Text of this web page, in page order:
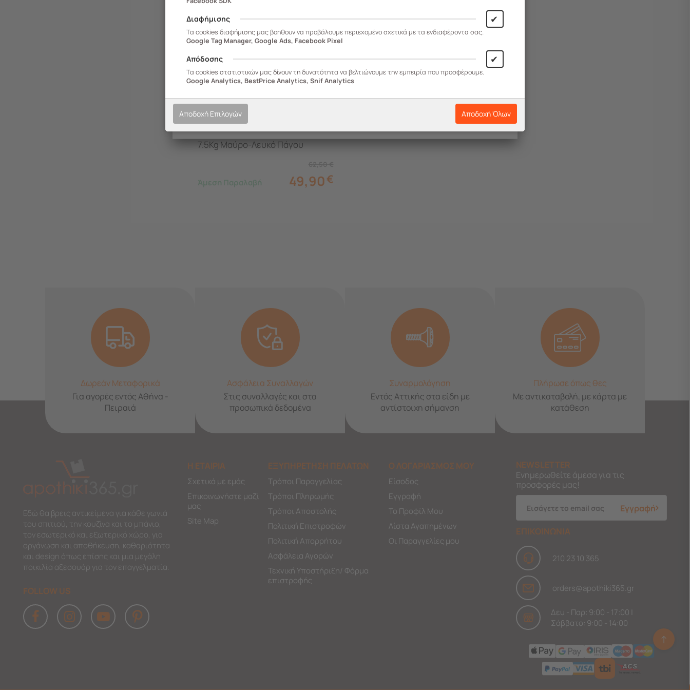
459.03156
VESTA Σπίτι Σκύλου Large
65x95x66cm PETPAD 4 Πλαστικό
7.5Kg Μαύρο-Λευκό Πάγου
Άμεση Παραλαβή 49,90€
Δωρεάν Μεταφορικά
Για αγορές εντός Αθήνα -
Πειραιά
Ασφάλεια Συναλλαγών
Στις συναλλαγές και στα
προσωπικά δεδομένα
Συναρμολόγηση
Εντός Αττικής στα είδη με
αντίστοιχη σήμανση
Πλήρωσε όπως θες
Με αντικαταβολή, με κάρτα με
κατάθεση
Εδώ θα βρεις αντικείμενα για κάθε γωνιά
του σπιτιού, την κουζίνα και το μπάνιο,
τον εσωτερικό και εξωτερικό χώρο, για
οργάνωση και αποθήκευση, καθαριότητα
και design όπως επίσης και μια μεγάλη
ποικιλία αξεσουάρ για τον επαγγελματία.
FOLLOW US
Η ΕΤΑΙΡΙΑ
Σχετικά με εμάς
Επικοινωνήστε μαζί
μας
Site Map
ΕΞΥΠΗΡΕΤΗΣΗ ΠΕΛΑΤΩΝ
Τρόποι Παραγγελίας
Τρόποι Πληρωμής
Τρόποι Αποστολής
Πολιτική Επιστροφών
Πολιτική Απορρήτου
Ασφάλεια Αγορών
Τεχνική Υποστήριξη/ Φόρμα
επιστροφής
Ο ΛΟΓΑΡΙΑΣΜΟΣ ΜΟΥ
Είσοδος
Εγγραφή
Το Προφίλ Μου
Λίστα Αγαπημένων
Οι Παραγγελίες μου
NEWSLETTER
Ενημερωθείτε άμεσα για τις
προσφορές μας!
Εγγραφή
ΕΠΙΚΟΙΝΩΝΙΑ
210 23 10 365
orders@apothiki365.gr
Δευ - Παρ: 9:00 - 17:00 |
Σάββατο: 9:00 - 14:00
↑
Διαφήμισης ✔
Τα cookies διαφήμισης μας βοηθουν να προβάλουμε περιεχομένο σχετικά με τα ενδιαφέροντα σας.
Google Tag Manager, Google Ads, Facebook Pixel
Απόδοσης ✔
Τα cookies στατιστικών μας δίνουν τη δυνατότητα να βελτιώνουμε την εμπειρία που προσφέρουμε.
Google Analytics, BestPrice Analytics, Snif Analytics
Αποδοχή Επιλογών Αποδοχή Όλων